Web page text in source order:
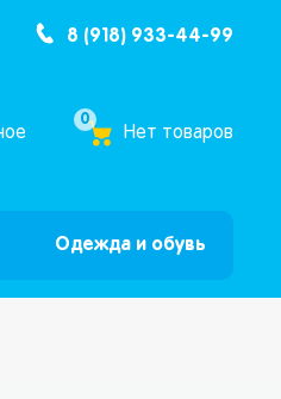
8 (918) 933-44-99
0
Нет товаров
Одежда и обувь